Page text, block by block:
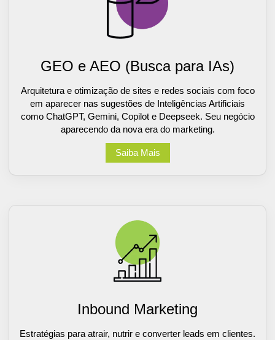
GEO e AEO (Busca para IAs)
Arquitetura e otimização de sites e redes sociais com foco
em aparecer nas sugestões de Inteligências Artificiais
como ChatGPT, Gemini, Copilot e Deepseek. Seu negócio
aparecendo da nova era do marketing.
Saiba Mais
Inbound Marketing
Estratégias para atrair, nutrir e converter leads em clientes.